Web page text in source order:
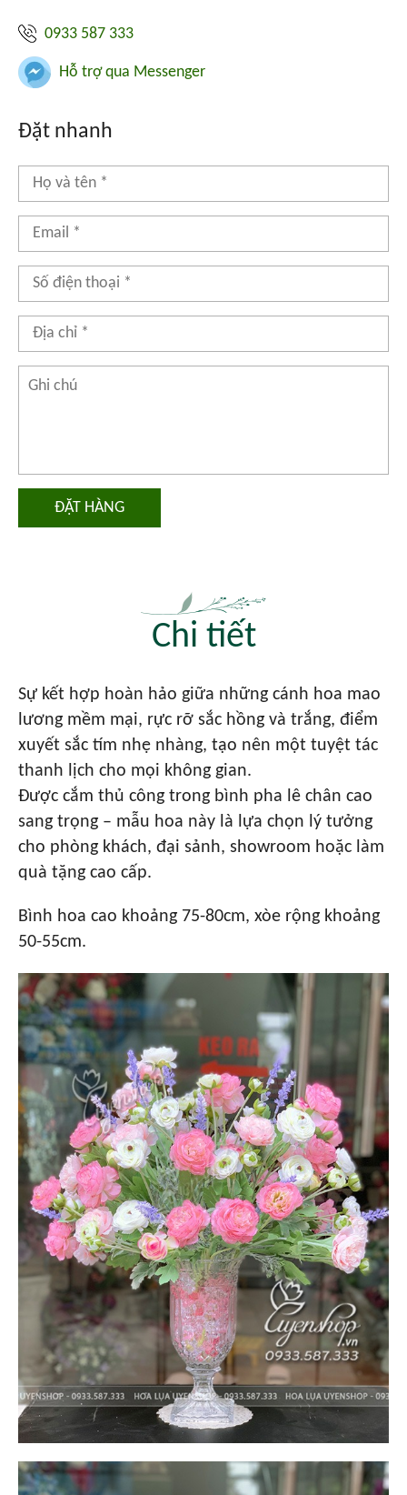
0933 587 333
Hỗ trợ qua Messenger
Đặt nhanh
ĐẶT HÀNG
Chi tiết
Sự kết hợp hoàn hảo giữa những cánh hoa mao
lương mềm mại, rực rỡ sắc hồng và trắng, điểm
xuyết sắc tím nhẹ nhàng, tạo nên một tuyệt tác
thanh lịch cho mọi không gian.
Được cắm thủ công trong bình pha lê chân cao
sang trọng – mẫu hoa này là lựa chọn lý tưởng
cho phòng khách, đại sảnh, showroom hoặc làm
quà tặng cao cấp.
Bình hoa cao khoảng 75-80cm, xòe rộng khoảng
50-55cm.